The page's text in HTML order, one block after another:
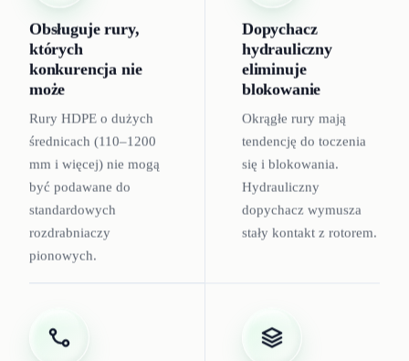
Obsługuje rury,
których
konkurencja nie
może
Rury HDPE o dużych
średnicach (110–1200
mm i więcej) nie mogą
być podawane do
standardowych
rozdrabniaczy
pionowych.
Dopychacz
hydrauliczny
eliminuje
blokowanie
Okrągłe rury mają
tendencję do toczenia
się i blokowania.
Hydrauliczny
dopychacz wymusza
stały kontakt z rotorem.